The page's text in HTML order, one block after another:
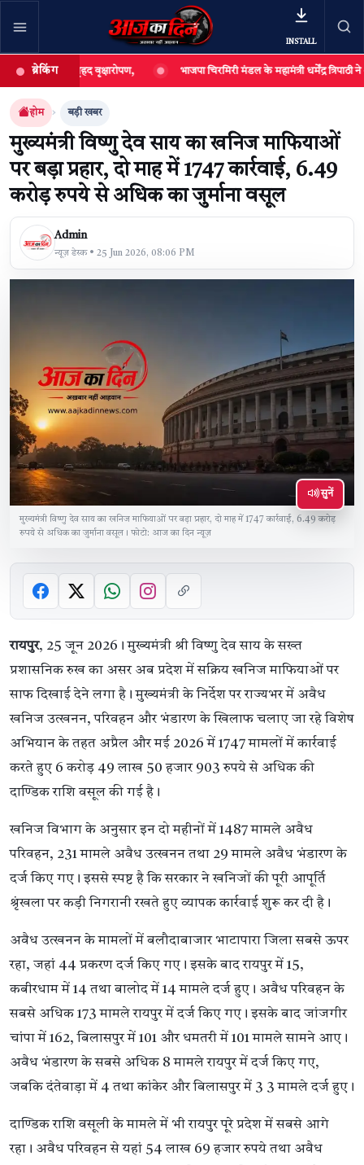
INSTALL
खबर खोजें
खोजें
ब्रेकिंग
किया वृहद वृक्षारोपण, भाजपा चिरमिरी मंडल के महामंत्री धर्मेंद्र त्रिपाठी ने अपने
होम बड़ी खबर
मुख्यमंत्री विष्णु देव साय का खनिज माफियाओं
पर बड़ा प्रहार, दो माह में 1747 कार्रवाई, 6.49
करोड़ रुपये से अधिक का जुर्माना वसूल
Admin
न्यूज़ डेस्क • 25 Jun 2026, 08:06 PM
सुनें
मुख्यमंत्री विष्णु देव साय का खनिज माफियाओं पर बड़ा प्रहार, दो माह में 1747 कार्रवाई, 6.49 करोड़
रुपये से अधिक का जुर्माना वसूल। फोटो: आज का दिन न्यूज़
रायपुर, 25 जून 2026। मुख्यमंत्री श्री विष्णु देव साय के सख्त
प्रशासनिक रुख का असर अब प्रदेश में सक्रिय खनिज माफियाओं पर
साफ दिखाई देने लगा है। मुख्यमंत्री के निर्देश पर राज्यभर में अवैध
खनिज उत्खनन, परिवहन और भंडारण के खिलाफ चलाए जा रहे विशेष
अभियान के तहत अप्रैल और मई 2026 में 1747 मामलों में कार्रवाई
करते हुए 6 करोड़ 49 लाख 50 हजार 903 रुपये से अधिक की
दाण्डिक राशि वसूल की गई है।
खनिज विभाग के अनुसार इन दो महीनों में 1487 मामले अवैध
परिवहन, 231 मामले अवैध उत्खनन तथा 29 मामले अवैध भंडारण के
दर्ज किए गए। इससे स्पष्ट है कि सरकार ने खनिजों की पूरी आपूर्ति
श्रृंखला पर कड़ी निगरानी रखते हुए व्यापक कार्रवाई शुरू कर दी है।
अवैध उत्खनन के मामलों में बलौदाबाजार भाटापारा जिला सबसे ऊपर
रहा, जहां 44 प्रकरण दर्ज किए गए। इसके बाद रायपुर में 15,
कबीरधाम में 14 तथा बालोद में 14 मामले दर्ज हुए। अवैध परिवहन के
सबसे अधिक 173 मामले रायपुर में दर्ज किए गए। इसके बाद जांजगीर
चांपा में 162, बिलासपुर में 101 और धमतरी में 101 मामले सामने आए।
अवैध भंडारण के सबसे अधिक 8 मामले रायपुर में दर्ज किए गए,
जबकि दंतेवाड़ा में 4 तथा कांकेर और बिलासपुर में 3 3 मामले दर्ज हुए।
दाण्डिक राशि वसूली के मामले में भी रायपुर पूरे प्रदेश में सबसे आगे
रहा। अवैध परिवहन से यहां 54 लाख 69 हजार रुपये तथा अवैध